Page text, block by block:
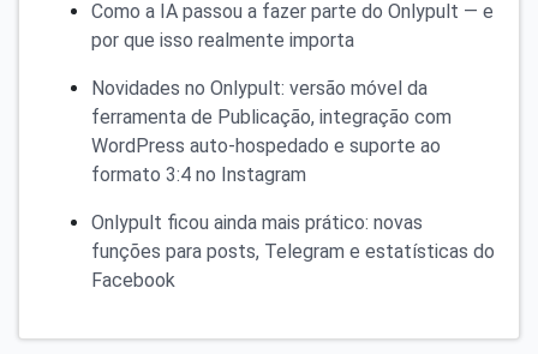
Como a IA passou a fazer parte do Onlypult — e
por que isso realmente importa
Novidades no Onlypult: versão móvel da
ferramenta de Publicação, integração com
WordPress auto-hospedado e suporte ao
formato 3:4 no Instagram
Onlypult ficou ainda mais prático: novas
funções para posts, Telegram e estatísticas do
Facebook